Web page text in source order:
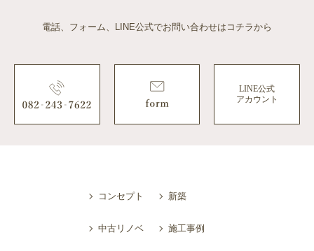
電話、フォーム、LINE公式でお問い合わせはコチラから
LINE公式
アカウント
コンセプト 新築
中古リノベ 施工事例